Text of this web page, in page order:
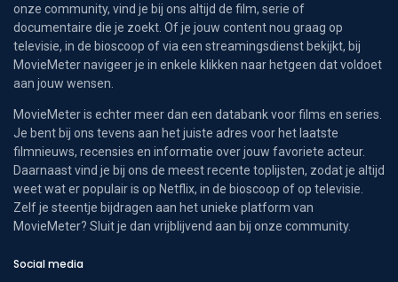
onze community, vind je bij ons altijd de film, serie of
documentaire die je zoekt. Of je jouw content nou graag op
televisie, in de bioscoop of via een streamingsdienst bekijkt, bij
MovieMeter navigeer je in enkele klikken naar hetgeen dat voldoet
aan jouw wensen.
MovieMeter is echter meer dan een databank voor films en series.
Je bent bij ons tevens aan het juiste adres voor het laatste
filmnieuws, recensies en informatie over jouw favoriete acteur.
Daarnaast vind je bij ons de meest recente toplijsten, zodat je altijd
weet wat er populair is op Netflix, in de bioscoop of op televisie.
Zelf je steentje bijdragen aan het unieke platform van
MovieMeter? Sluit je dan vrijblijvend aan bij onze community.
Social media